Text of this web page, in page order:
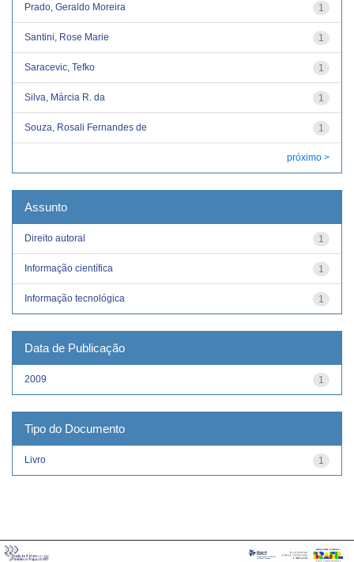
1
Prado, Geraldo Moreira
1
Santini, Rose Marie
1
Saracevic, Tefko
1
Silva, Márcia R. da
1
Souza, Rosali Fernandes de
próximo >
Assunto
1
Direito autoral
1
Informação científica
1
Informação tecnológica
Data de Publicação
1
2009
Tipo do Documento
1
Livro